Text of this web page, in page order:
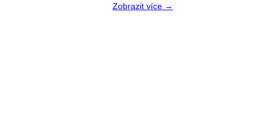
Zobrazit více →